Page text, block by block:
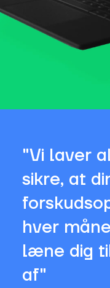
"Vi laver
sikre, at
hver
læne dig
af"